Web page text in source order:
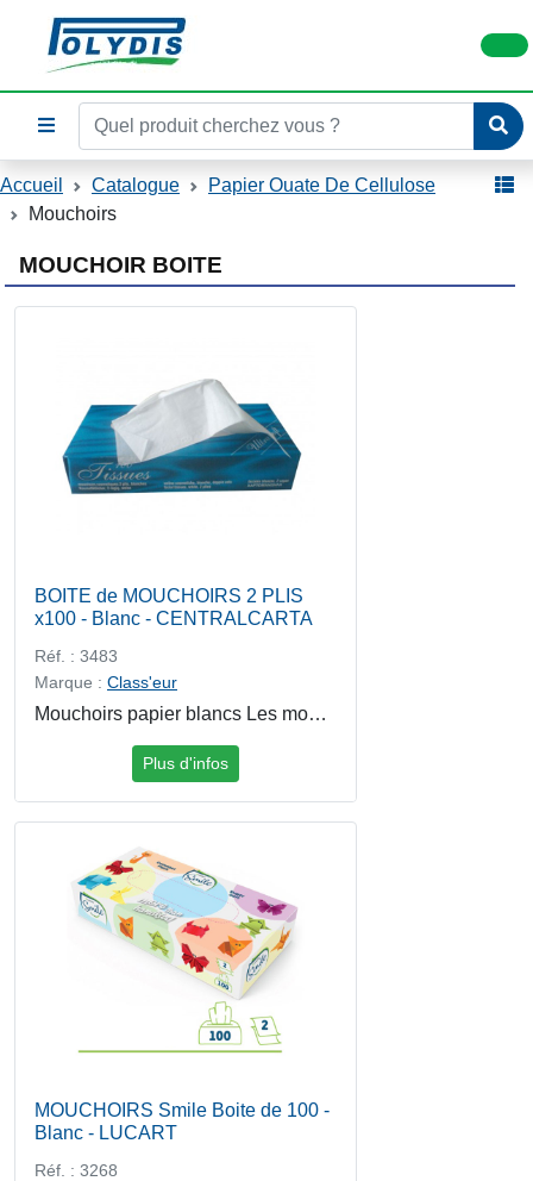
Accueil Catalogue
Papier Ouate De Cellulose
Mouchoirs
MOUCHOIR BOITE
BOITE de MOUCHOIRS 2 PLIS
x100 - Blanc - CENTRALCARTA
Réf. : 3483
Marque : Class'eur
Mouchoirs papier blancs Les mouchoirs papier 2 plis en pure cellulose blanche offrent une douceur optimale et une bonne résistance pour un usage quotidien. Grâce à leur pliage en V, ils permettent une distribution hygiénique et pratique, feuille à feuille.
Plus d'infos
MOUCHOIRS Smile Boite de 100 -
Blanc - LUCART
Réf. : 3268